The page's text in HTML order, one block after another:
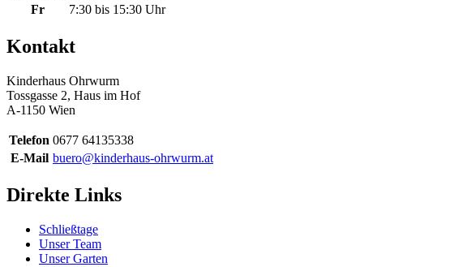
Fr
7:30 bis 15:30 Uhr
Kontakt
Kinderhaus Ohrwurm
Tossgasse 2, Haus im Hof
A-1150 Wien
Telefon 0677 64135338
E-Mail buero@kinderhaus-ohrwurm.at
Direkte Links
Schließtage
Unser Team
Unser Garten